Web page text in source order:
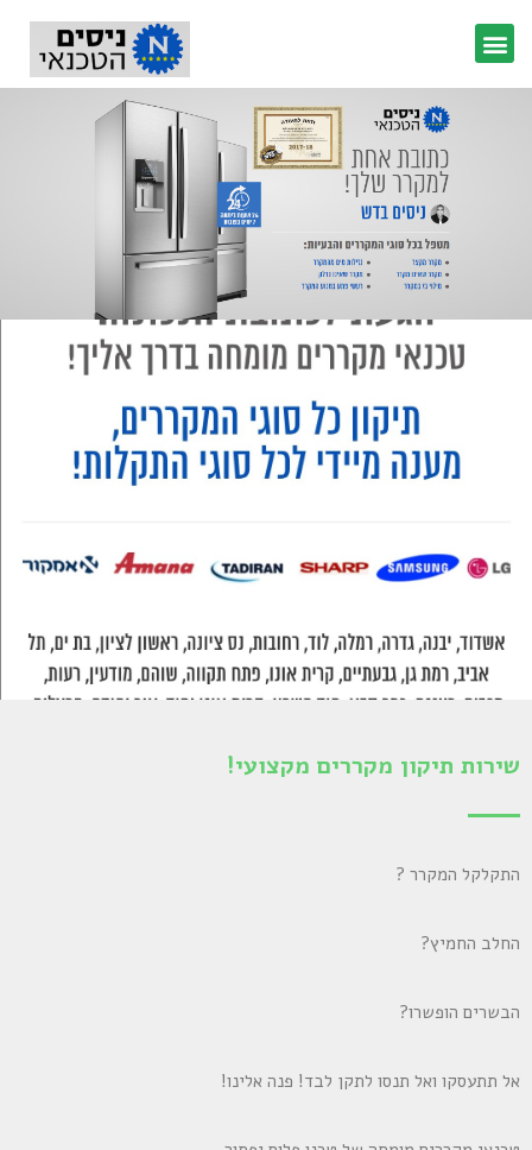
שירות תיקון מקררים מקצועי!
התקלקל המקרר ?
החלב החמיץ?
הבשרים הופשרו?
אל תתעסקו ואל תנסו לתקן לבד! פנה אלינו!